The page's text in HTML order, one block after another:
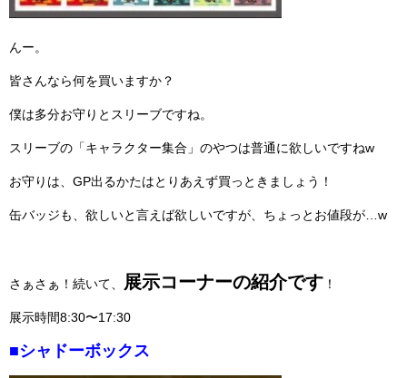
んー。
皆さんなら何を買いますか？
僕は多分お守りとスリーブですね。
スリーブの「キャラクター集合」のやつは普通に欲しいですねw
お守りは、GP出るかたはとりあえず買っときましょう！
缶バッジも、欲しいと言えば欲しいですが、ちょっとお値段が…w
さぁさぁ！続いて、 展示コーナーの紹介です ！
展示時間8:30〜17:30
■シャドーボックス